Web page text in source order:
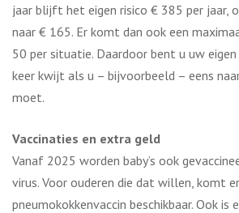
jaar blijft het eigen risico € 385 per jaar,
naar € 165. Er komt dan ook een
50 per situatie. Daardoor bent u uw
keer kwijt als u – bijvoorbeeld – eens
moet.
Vaccinaties en extra geld
Vanaf 2025 worden baby’s ook
virus. Voor ouderen die dat willen, komt
pneumokokkenvaccin beschikbaar. Ook is